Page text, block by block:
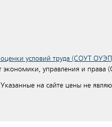
условий труда (СОУТ
управления и права
Указанные на сайте цены не